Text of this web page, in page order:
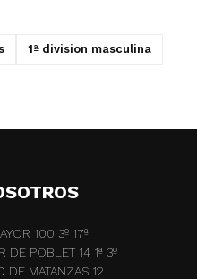
1ª division masculina
100 3º 17ª
DE POBLET 14 1ª 3º
DE MATANZAS 12